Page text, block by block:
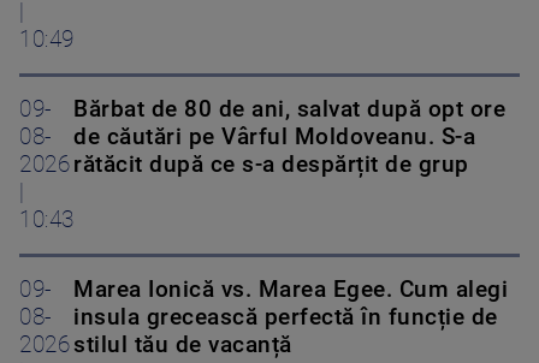
10:49
09-
08-
2026
10:43
Bărbat de 80 de ani, salvat după opt ore
de căutări pe Vârful Moldoveanu. S-a
rătăcit după ce s-a despărțit de grup
09-
08-
2026
Marea Ionică vs. Marea Egee. Cum alegi
insula grecească perfectă în funcție de
stilul tău de vacanță